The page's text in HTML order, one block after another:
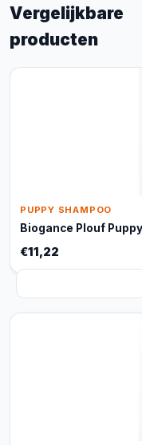
Vergelijkbare
producten
PUPPY SHAMPOO
Biogance Plouf
€11,22